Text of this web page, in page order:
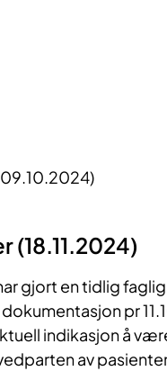
gjort en tidlig
pr
indikasjon å
av